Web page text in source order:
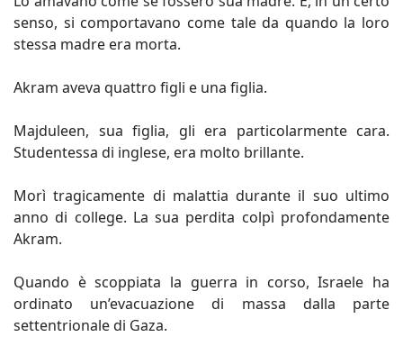
senso, si comportavano come tale da quando la loro
stessa madre era morta.
Akram aveva quattro figli e una figlia.
Majduleen, sua figlia, gli era particolarmente cara.
Studentessa di inglese, era molto brillante.
Morì tragicamente di malattia durante il suo ultimo
anno di college. La sua perdita colpì profondamente
Akram.
Quando è scoppiata la guerra in corso, Israele ha
ordinato un’evacuazione di massa dalla parte
settentrionale di Gaza.